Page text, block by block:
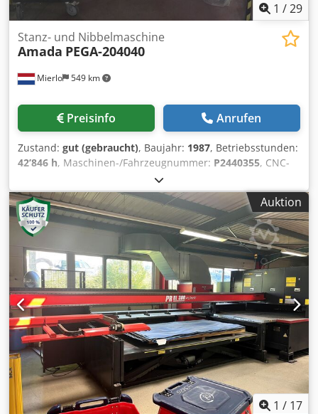
1 /29
Mierlo 549 km
Stanz- und Nibbelmaschine
Amada PEGA-204040
Preisinfo Anrufen
Zustand: gut (gebraucht), Baujahr: 1987, Betriebsstunden:
42’846 h, Maschinen-/Fahrzeugnummer: P2440355, CNC-
Revolverkopf-Stanzmaschine mit 24 Stationen Steuerung:
FANUC 6M Eingeschaltete Stunden: 42.846 h Spindelmotor:
5,5 kW Kapazität: 20 Tonnen Anzahl Stationen: 24
Crodpfxjxqr Sqe Abtjf Materialstärke: 6,35 mm Lochgröße:
88,9 mm Blechgröße OHNE REPOSITIONIERUNG: 1000 x
1000 mm MIT 1 REPOSITIONIERUNG: 2000 x 1000 mm Max.
Blechgewicht: 50 kg Geschwindigkeit: 30 Hübe/Min.
Hubfrequenz: 200 Hübe pro Minute Nettogewicht: 8.500 kg
Abmessungen (L x B x H): 4.500 x 3.200 x 2.200 mm
Auktion
1 / 17